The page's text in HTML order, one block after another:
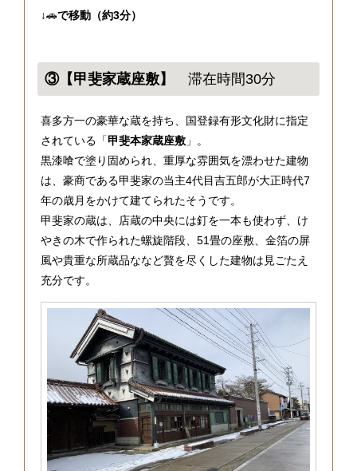
↓🚗で移動（約3分）
③【甲斐家蔵座敷】 滞在時間30分
喜多方一の豪華な蔵を持ち、国登録有形文化財に指定
されている「甲斐本家蔵座敷」。
黒漆喰で塗り固められ、重厚な雰囲気を漂わせた建物
は、豪商である甲斐家の当主4代目吉五郎が大正時代7
年の歳月をかけて建てられたそうです。
甲斐家の蔵は、店蔵の中央には釘を一本も使わず、け
やきの木で作られた螺旋階段、51畳の座敷、金箔の屏
風や貴重な所蔵品ななど贅を尽くした建物は見ごたえ
充分です。